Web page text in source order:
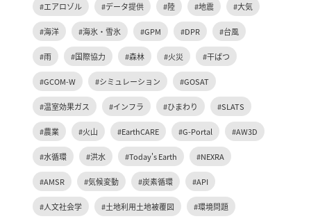
#エアロゾル #データ提供 #陸 #地震 #大気
#海洋 #海氷・雪氷 #GPM #DPR #台風
#雨 #国際協力 #森林 #火災 #干ばつ
#GCOM-W #シミュレーション #GOSAT
#温室効果ガス #インフラ #ひまわり #SLATS
#農業 #火山 #EarthCARE #G-Portal #AW3D
#水循環 #洪水 #Today's Earth #NEXRA
#AMSR #気候変動 #炭素循環 #API
#人文社会学 #土地利用土地被覆図 #環境問題